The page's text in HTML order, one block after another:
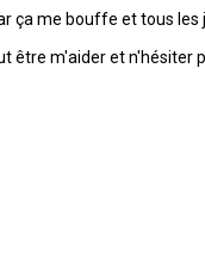
ça me bouffe et tous les
être m'aider et n'hésiter